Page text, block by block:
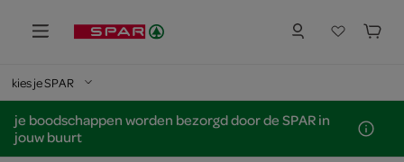
kies je SPAR
je boodschappen worden bezorgd door de SPAR in
jouw buurt